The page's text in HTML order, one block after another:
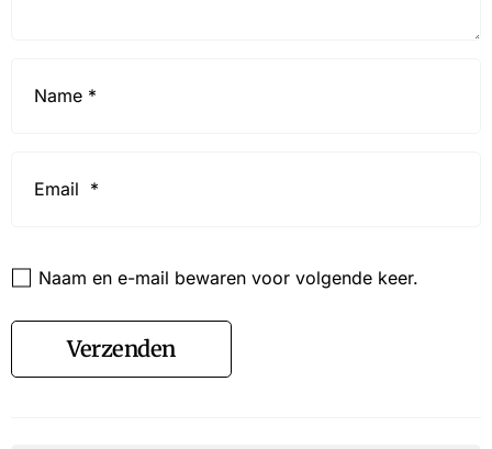
Naam en e-mail bewaren voor volgende keer.
Verzenden